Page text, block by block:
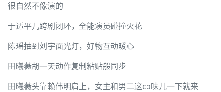
很自然不像演的
于适平儿跨剧闭环，全能演员碰撞火花
陈瑶抽到刘宇面光灯，好物互动暖心
田曦薇胡一天动作复制粘贴般同步
田曦薇头靠赖伟明肩上，女主和男二这cp味儿一下就来